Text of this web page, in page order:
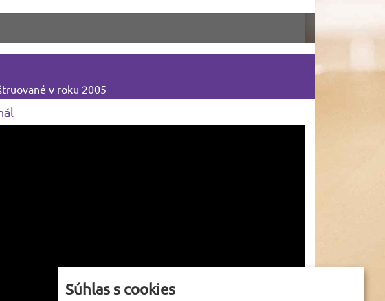
v roku 2005
Súhlas s cookies